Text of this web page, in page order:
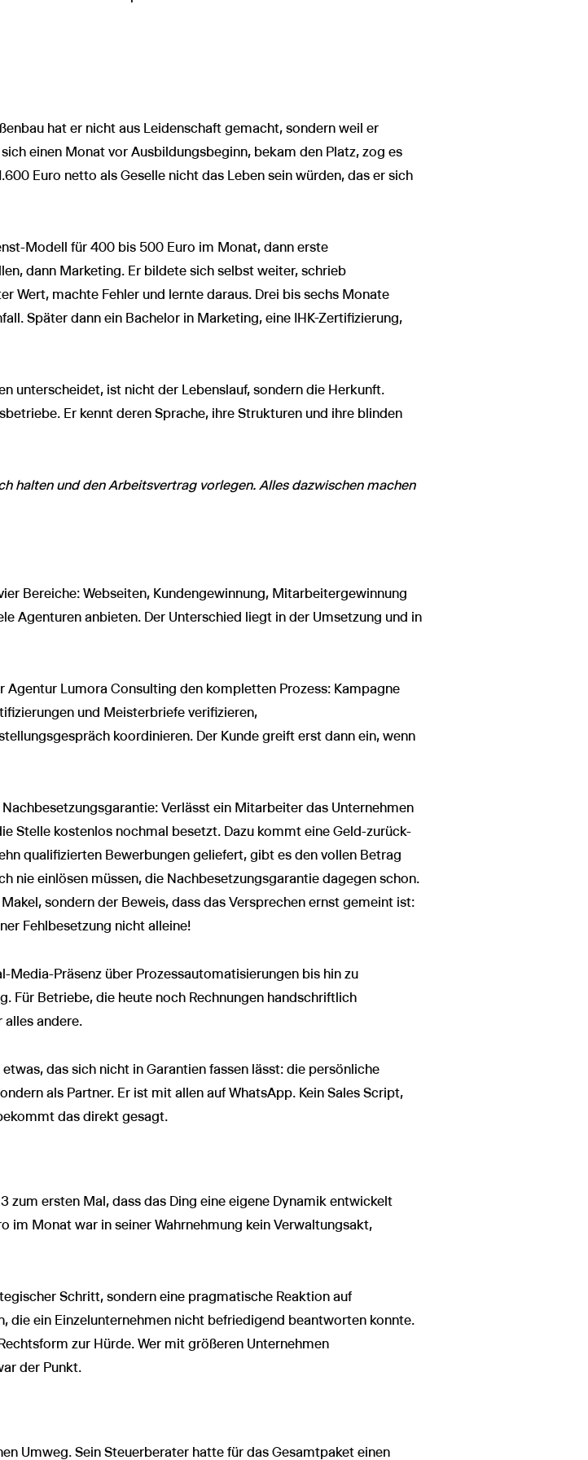
hat er nicht aus Leidenschaft gemacht, sondern weil er
einen Monat vor Ausbildungsbeginn, bekam den Platz, zog es
Euro netto als Geselle nicht das Leben sein würden, das er sich
Modell für 400 bis 500 Euro im Monat, dann erste
dann Marketing. Er bildete sich selbst weiter, schrieb
Wert, machte Fehler und lernte daraus. Drei bis sechs Monate
Später dann ein Bachelor in Marketing, eine IHK-Zertifizierung,
unterscheidet, ist nicht der Lebenslauf, sondern die Herkunft.
Er kennt deren Sprache, ihre Strukturen und ihre blinden
halten und den Arbeitsvertrag vorlegen. Alles dazwischen machen
Bereiche: Webseiten, Kundengewinnung, Mitarbeitergewinnung
Agenturen anbieten. Der Unterschied liegt in der Umsetzung und in
Lumora Consulting den kompletten Prozess: Kampagne
und Meisterbriefe verifizieren,
koordinieren. Der Kunde greift erst dann ein, wenn
Verlässt ein Mitarbeiter das Unternehmen
Stelle kostenlos nochmal besetzt. Dazu kommt eine Geld-zurück-
qualifizierten Bewerbungen geliefert, gibt es den vollen Betrag
nie einlösen müssen, die Nachbesetzungsgarantie dagegen schon.
sondern der Beweis, dass das Versprechen ernst gemeint ist:
Fehlbesetzung nicht alleine!
Präsenz über Prozessautomatisierungen bis hin zu
Für Betriebe, die heute noch Rechnungen handschriftlich
alles andere.
das sich nicht in Garantien fassen lässt: die persönliche
als Partner. Er ist mit allen auf WhatsApp. Kein Sales Script,
das direkt gesagt.
ersten Mal, dass das Ding eine eigene Dynamik entwickelt
im Monat war in seiner Wahrnehmung kein Verwaltungsakt,
Schritt, sondern eine pragmatische Reaktion auf
die ein Einzelunternehmen nicht befriedigend beantworten konnte.
zur Hürde. Wer mit größeren Unternehmen
der Punkt.
Umweg. Sein Steuerberater hatte für das Gesamtpaket einen